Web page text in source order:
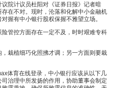
院计议员杜阳对《证券日报》记者暗
在不对。现时，沦落和化解中小金融机
握有中小银行股权保握不雅望立场。
管控方面存在一定不及，时时艰难专科
栽植细巧化照拂才调；另一方面则要栽
体育在线登录，中小银行应该从以下几
治理中所发扬的作用，协助董事会制定